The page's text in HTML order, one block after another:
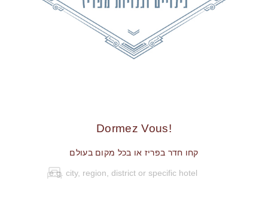
!Dormez Vous
קחו חדר בפריז או בכל מקום בעולם